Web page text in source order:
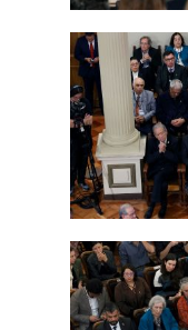
Zoom
Zoom